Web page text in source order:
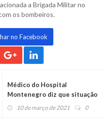
a Brigada Militar no
os bombeiros.
no Facebook
Médico do Hospital
Montenegro diz que situação
é dramática
10 de março de 2021 0